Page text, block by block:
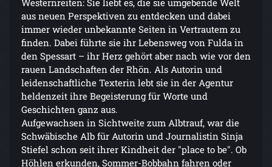
Westernreiten: Sie liebt es, die sie umgebende Welt
aus neuen Perspektiven zu entdecken und dabei
immer wieder unbekannte Seiten in Vertrautem zu
finden. Dabei führte sie ihr Lebensweg von Fulda in
den Spessart – ihr Herz gehört aber nach wie vor den
rauen Landschaften der Rhön. Als Autorin und
leidenschaftliche Texterin lebt sie in der Agentur
heldenzeit ihre Begeisterung für Worte und
Geschichten ganz aus.
Aufgewachsen in Sichtweite zum Albtrauf, war die
Schwäbische Alb für Autorin und Journalistin Sinja
Stiefel schon seit ihrer Kindheit der "place to be". Ob
Höhlen erkunden, Sommer-Bobbahn fahren oder